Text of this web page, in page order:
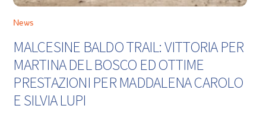
News
MALCESINE BALDO TRAIL: VITTORIA PER
MARTINA DEL BOSCO ED OTTIME
PRESTAZIONI PER MADDALENA CAROLO
E SILVIA LUPI